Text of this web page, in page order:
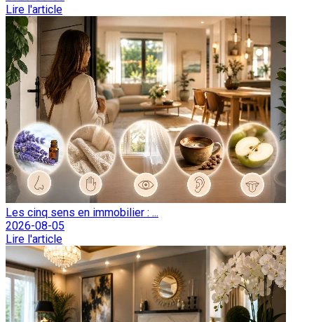
Lire l'article
Les cinq sens en immobilier : ...
2026-08-05
Lire l'article